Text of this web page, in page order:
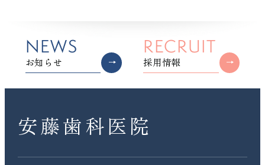
NEWS
お知らせ
RECRUIT
採用情報
安藤歯科医院